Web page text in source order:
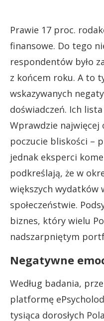
Prawie 17 proc.
finansowe. Do tego
respondentów było
z końcem roku. A to
wskazywanych
doświadczeń. Ich
Wprawdzie najwięcej
poczucie bliskości –
jednak eksperci
podkreślają, że w
większych wydatków
społeczeństwie.
biznes, który wielu
nadszarpniętym
Negatywne
Według badania,
platformę
tysiąca dorosłych